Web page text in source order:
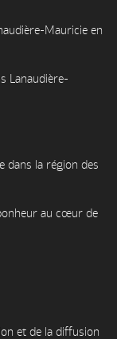
Mauricie en
Lanaudière-
dans la région des
au cœur de
et de la diffusion